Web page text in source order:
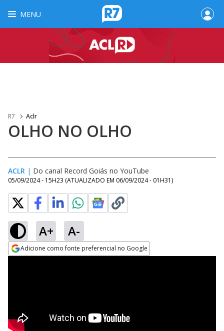
MENU
R7 Aclr
OLHO NO OLHO
ACLR | Do canal Record Goiás no YouTube
05/09/2024 - 15H23 (ATUALIZADO EM 06/09/2024 - 01H31)
A+ A-
Adicione como fonte preferencial no Google